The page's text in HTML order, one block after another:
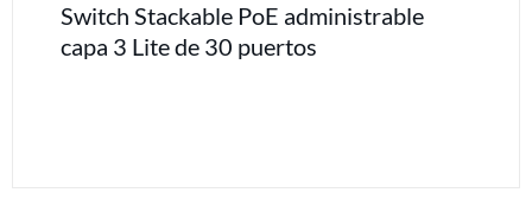
Switch Stackable PoE administrable
capa 3 Lite de 30 puertos